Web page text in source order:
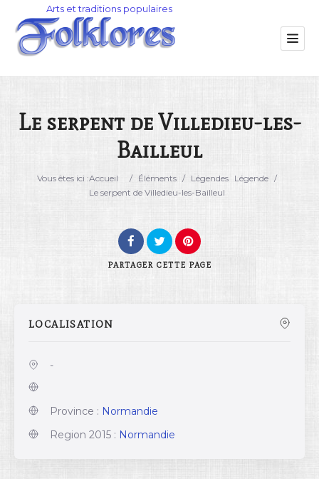
Le serpent de Villedieu-les-
Bailleul
Vous êtes ici :Accueil / Éléments / Légendes Légende /
Le serpent de Villedieu-les-Bailleul
PARTAGER CETTE PAGE
LOCALISATION
-
Province : Normandie
Region 2015 : Normandie